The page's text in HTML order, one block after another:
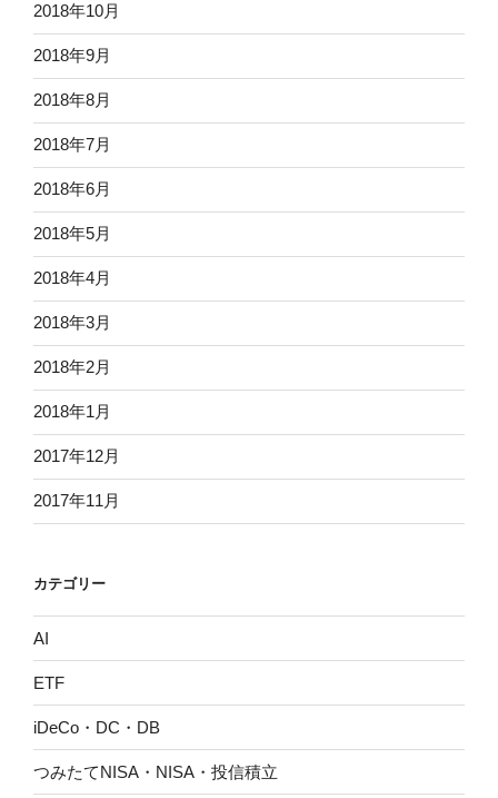
2018年10月
2018年9月
2018年8月
2018年7月
2018年6月
2018年5月
2018年4月
2018年3月
2018年2月
2018年1月
2017年12月
2017年11月
カテゴリー
AI
ETF
iDeCo・DC・DB
つみたてNISA・NISA・投信積立